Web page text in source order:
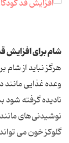
شام برای افزایش
هرگز نباید از
وعده غذایی
نادیده گرفته شود
نوشیدنی‌های
گلوکز خون می